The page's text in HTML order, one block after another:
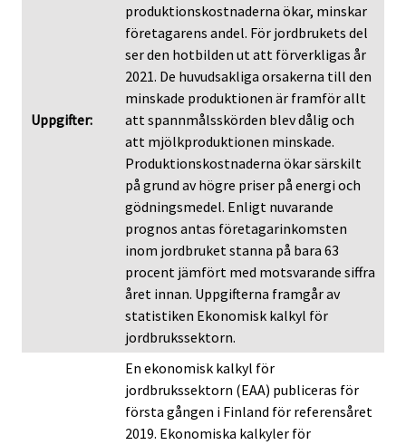
Uppgifter:
produktionskostnaderna ökar, minskar
företagarens andel. För jordbrukets del
ser den hotbilden ut att förverkligas år
2021. De huvudsakliga orsakerna till den
minskade produktionen är framför allt
att spannmålsskörden blev dålig och
att mjölkproduktionen minskade.
Produktionskostnaderna ökar särskilt
på grund av högre priser på energi och
gödningsmedel. Enligt nuvarande
prognos antas företagarinkomsten
inom jordbruket stanna på bara 63
procent jämfört med motsvarande siffra
året innan. Uppgifterna framgår av
statistiken Ekonomisk kalkyl för
jordbrukssektorn.
En ekonomisk kalkyl för
jordbrukssektorn (EAA) publiceras för
första gången i Finland för referensåret
2019. Ekonomiska kalkyler för